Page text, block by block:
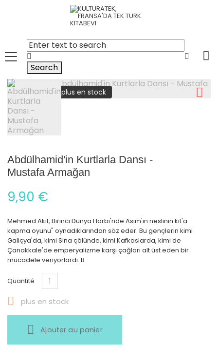
Search
plus en stock
Abdülhamid'in Kurtlarla Dansı -
Mustafa Armağan
9,90 €
Mehmed Akif, Birinci Dünya Harbi'nde Asım'ın neslinin kıt'a
kapma oyunu" oynadıklarından söz eder. Bu gençlerin kimi
Galiçya'da, kimi Sina çölünde, kimi Kafkaslarda, kimi de
Çanakkale'de emperyalizme karşı çağları alt üst eden bir
mücadele veriyorlardı. B
Quantité
 plus en stock
Ajouter au panier